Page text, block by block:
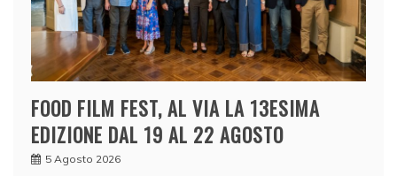
FOOD FILM FEST, AL VIA LA 13ESIMA
EDIZIONE DAL 19 AL 22 AGOSTO
5 Agosto 2026